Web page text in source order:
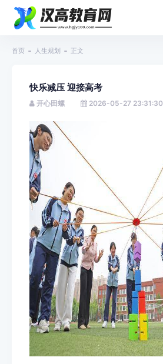
首页 人生规划 正文
快乐减压 迎接高考
开心田螺 2026-05-27 23:31:30